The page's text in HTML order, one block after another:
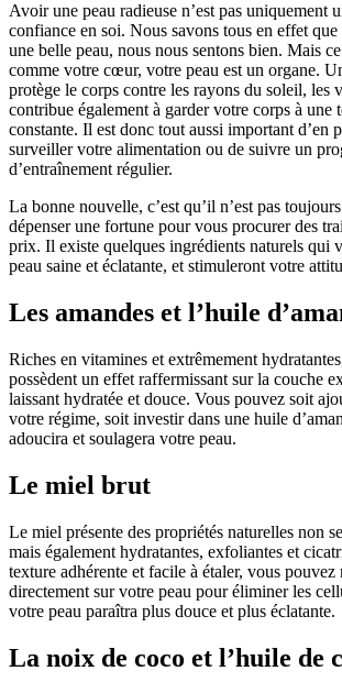
Avoir une peau radieuse n’est pas uniquement
confiance en soi. Nous savons tous en effet
une belle peau, nous nous sentons bien. Mais
comme votre cœur, votre peau est un organe.
protège le corps contre les rayons du soleil, les
contribue également à garder votre corps à une
constante. Il est donc tout aussi important d’en
surveiller votre alimentation ou de suivre un
d’entraînement régulier.
La bonne nouvelle, c’est qu’il n’est pas
dépenser une fortune pour vous procurer des
prix. Il existe quelques ingrédients naturels qui
peau saine et éclatante, et stimuleront votre
Les amandes et l’huile
Riches en vitamines et extrêmement
possèdent un effet raffermissant sur la couche
laissant hydratée et douce. Vous pouvez soit
votre régime, soit investir dans une huile
adoucira et soulagera votre peau.
Le miel brut
Le miel présente des propriétés naturelles non
mais également hydratantes, exfoliantes et
texture adhérente et facile à étaler, vous pouvez
directement sur votre peau pour éliminer les
votre peau paraîtra plus douce et plus éclatante.
La noix de coco et l’huile de